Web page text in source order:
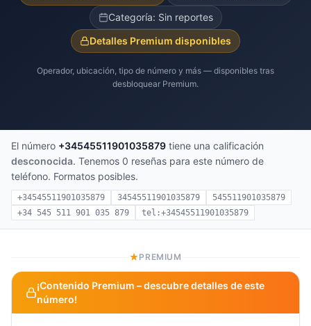
Categoría: Sin reportes
Detalles Premium disponibles
Operador, ubicación, tipo de número y más — disponibles tras
desbloquear Premium.
El número +34545511901035879 tiene una calificación
desconocida. Tenemos 0 reseñas para este número de
teléfono. Formatos posibles.
+34545511901035879 34545511901035879
545511901035879
+34 545 511 901 035 879
tel:+34545511901035879
PREMIUM
¡Contenido Premium – descubre detalles de este
número!